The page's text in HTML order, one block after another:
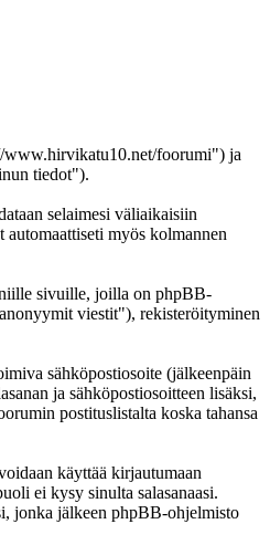
foorumi") ja
tiedot").
selaimesi väliaikaisiin
myös kolmannen
sivuille, joilla on phpBB-
viestit"), rekisteröityminen
sähköpostiosoite (jälkeenpäin
ja sähköpostiosoitteen lisäksi,
postituslistalta koska tahansa
käyttää kirjautumaan
ei kysy sinulta salasanaasi.
jonka jälkeen phpBB-ohjelmisto